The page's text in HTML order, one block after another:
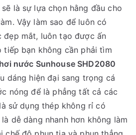
là sự lựa chọn hằng đầu cho
Vậy làm sao để luôn có
đẹp mắt, luôn tạo được ấn
bạn không cần phải tìm
nước Sunhouse SHD2080
dáng hiện đại sang trọng cá
nóng để là phẳng tất cả các
sử dụng thép không rỉ có
dễ dàng nhanh hơn không làm